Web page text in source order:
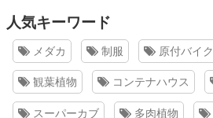
人気キーワード
メダカ 制服 原付バイク
観葉植物 コンテナハウス
スーパーカブ 多肉植物